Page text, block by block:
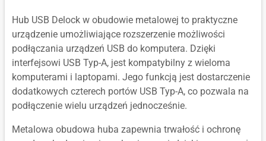
Hub USB Delock w obudowie metalowej to praktyczne
urządzenie umożliwiające rozszerzenie możliwości
podłączania urządzeń USB do komputera. Dzięki
interfejsowi USB Typ-A, jest kompatybilny z wieloma
komputerami i laptopami. Jego funkcją jest dostarczenie
dodatkowych czterech portów USB Typ-A, co pozwala na
podłączenie wielu urządzeń jednocześnie.
Metalowa obudowa huba zapewnia trwałość i ochronę